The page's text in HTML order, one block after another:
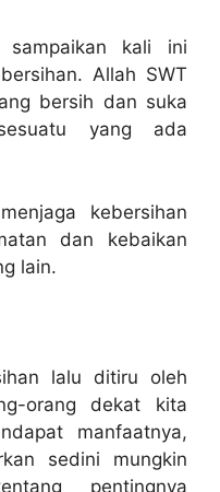
kali ini
Allah SWT
bersih dan suka
yang ada
kebersihan
dan kebaikan
lain.
lalu ditiru oleh
orang dekat kita
manfaatnya,
sedini mungkin
pentingnya